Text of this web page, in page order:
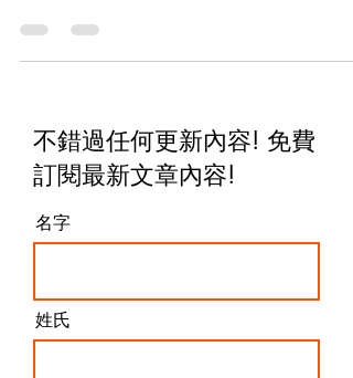
生—— 超高解析素材可做多機位輸出 高階商業、廣告
下，我很快就發現一個讓人完全無法忽視的問題。每
次按下錄影鍵的那一瞬間，事情沒有「立即開始」。
是： 👉 先卡住👉 出現約 6 frame 的 freeze 畫面
會出現的問題。我測試了幾乎所有解析度： 12K 9K
8K 4K 結果完全一樣。每一條 clip 的開頭，都被強
得：「後期剪掉不就好了？」但如果你是
不錯過任何更新內容! 免費
訂閱最新文章內容!
名字
姓氏